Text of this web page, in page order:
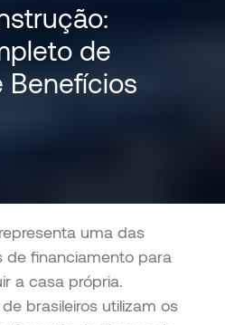
de
Benefícios
representa uma das
de financiamento para
a casa própria.
brasileiros utilizam os